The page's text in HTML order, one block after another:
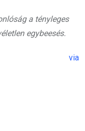
a tényleges
egybeesés.
via